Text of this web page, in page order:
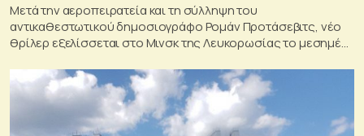
Μετά την αεροπειρατεία και τη σύλληψη του
αντικαθεστωτικού δημοσιογράφο Ρομάν Προτάσεβιτς, νέο
θρίλερ εξελίσσεται στο Μινσκ της Λευκορωσίας το μεσημέρι